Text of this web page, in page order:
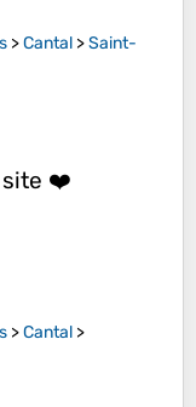
>Cantal >Saint-
site ❤️
>Cantal >